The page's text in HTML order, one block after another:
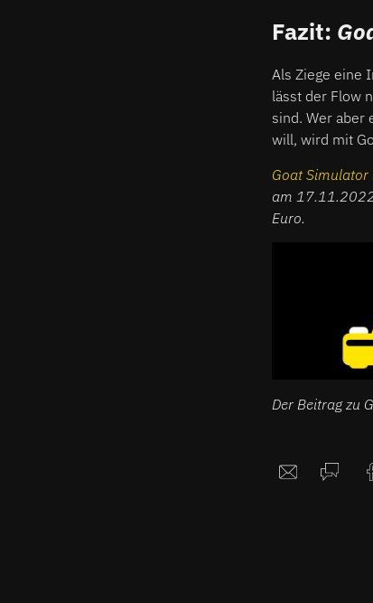
Fazit:
Als Ziege eine
lässt der Flow
sind. Wer aber
will, wird mit
Goat Simulator
am 17.11.2022
Euro.
Der Beitrag zu